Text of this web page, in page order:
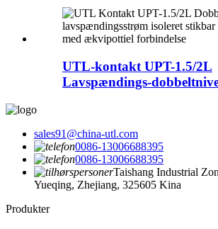
UTL-kontakt UPT-1.5/2L
Lavspændings-
sales91@china-utl.com
0086-13006688395
0086-13006688395
Taishang Industrial
Yueqing, Zhejiang, 325605 Kina
Produkter